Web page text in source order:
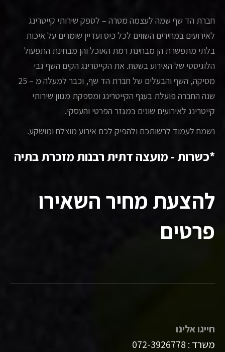
להצעת מחיר השאירו
פרטים
חייגו אלינו
משרד : 072-3926778
חברת הד שף שמה לעצמה מטרה – לספק שירותי קייטרינג
לאירועים במחירים השווים לכל כיס ועדיין שומרים על איכות
בלתי מתפשרת הן מבחינת רמת האוכל והן מבחינת התפעול
הלוגיסטי של האירוע בשטח. את הקייטרינג הקים השף גבי
מסיקה, השף והבעלים של חברת הד שף, וכבר למעלה מ – 25
שנה החברה פועלת בענף הקייטרינג ומספקת מגוון שירותי
קייטרינג לאירועים שונים במגזר הפרטי והעסקי.
נשמח לעמוד לרשותכם ולהפיק לכם אירוע מוצלח ומושקע.
*כשרות - מועצה דתית רבנות מזכרת בתיה